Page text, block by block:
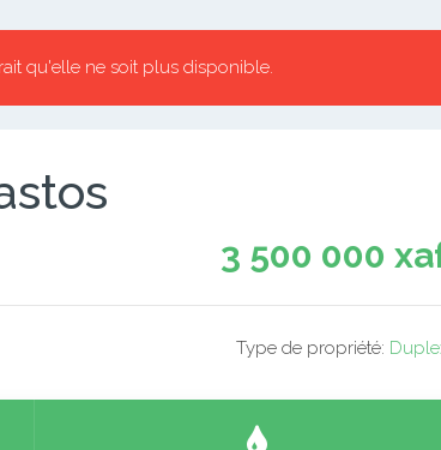
qu'elle ne soit plus disponible.
3 500 000
Type de propriété: